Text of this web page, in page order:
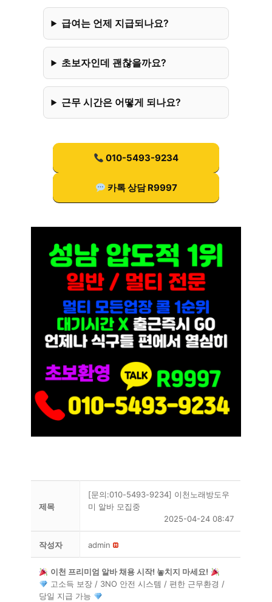
급여는 언제 지급되나요?
초보자인데 괜찮을까요?
근무 시간은 어떻게 되나요?
010-5493-9234
카톡 상담 R9997
제목
[문의:010-5493-9234] 이천노래방도우
미 알바 모집중
2025-04-24 08:47
작성자 admin
이천 프리미엄 알바 채용 시작! 놓치지 마세요!
고소득 보장 / 3NO 안전 시스템 / 편한 근무환경 /
당일 지급 가능